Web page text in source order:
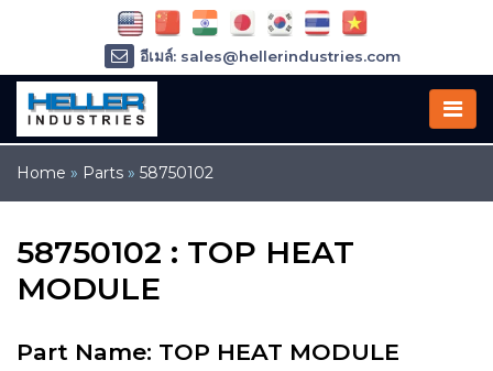
Home » Parts » 58750102
58750102 : TOP HEAT
MODULE
Part Name: TOP HEAT MODULE
อีเมล์: sales@hellerindustries.com
อีเมล์: service@hellerindustries.com
โทรศัพท์ :